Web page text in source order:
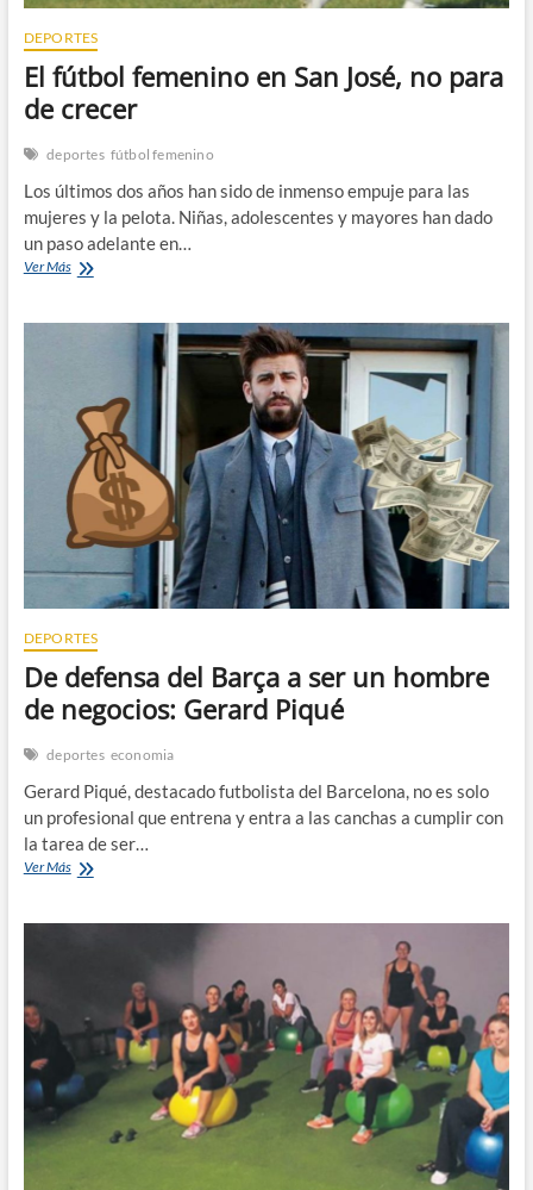
DEPORTES
El fútbol femenino en San José, no para
de crecer
deportes fútbol femenino
Los últimos dos años han sido de inmenso empuje para las
mujeres y la pelota. Niñas, adolescentes y mayores han dado
un paso adelante en…
Ver MásEl
para
de
crecer
DEPORTES
De defensa del Barça a ser un hombre
de negocios: Gerard Piqué
deportes economia
Gerard Piqué, destacado futbolista del Barcelona, no es solo
un profesional que entrena y entra a las canchas a cumplir con
la tarea de ser…
Ver MásDe
Barça
hombre
de
negocios:
Gerard
Piqué